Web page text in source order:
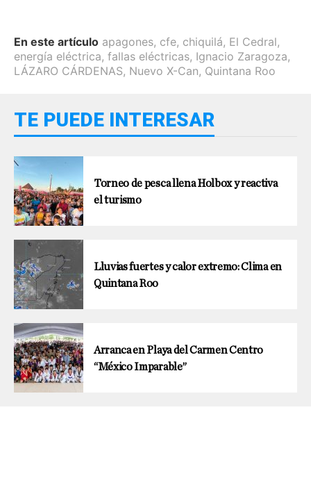
En este artículo apagones, cfe, chiquilá, El Cedral,
energía eléctrica, fallas eléctricas, Ignacio Zaragoza,
LÁZARO CÁRDENAS, Nuevo X-Can, Quintana Roo
TE PUEDE INTERESAR
Torneo de pesca llena Holbox y reactiva
el turismo
Lluvias fuertes y calor extremo: Clima en
Quintana Roo
Arranca en Playa del Carmen Centro
“México Imparable”